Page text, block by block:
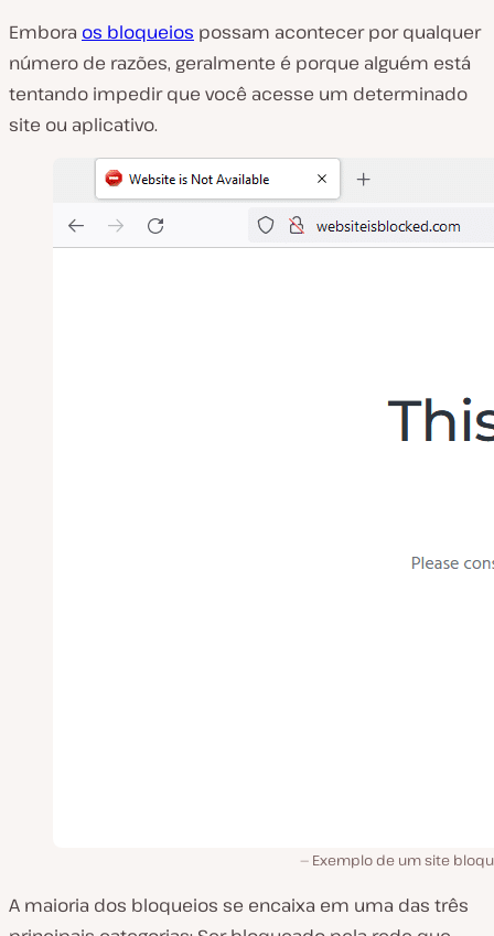
Embora os bloqueios possam acontecer por qualquer
número de razões, geralmente é porque alguém está
tentando impedir que você acesse um determinado
site ou aplicativo.
Exemplo de um site
A maioria dos bloqueios se encaixa em uma das três